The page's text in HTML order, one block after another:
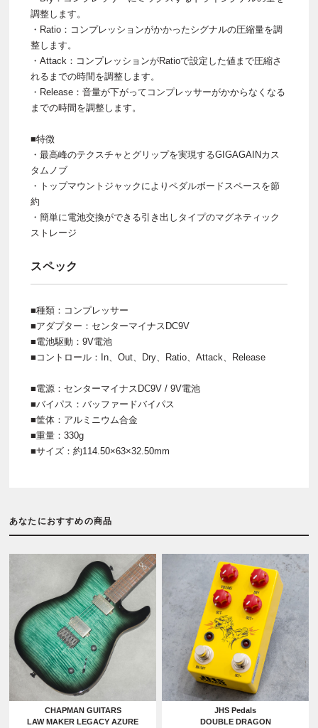
調整します。
・Ratio：コンプレッションがかかったシグナルの圧縮量を調
整します。
・Attack：コンプレッションがRatioで設定した値まで圧縮さ
れるまでの時間を調整します。
・Release：音量が下がってコンプレッサーがかからなくなる
までの時間を調整します。
■特徴
・最高峰のテクスチャとグリップを実現するGIGAGAINカス
タムノブ
・トップマウントジャックによりペダルボードスペースを節
約
・簡単に電池交換ができる引き出しタイプのマグネティック
ストレージ
スペック
■種類：コンプレッサー
■アダプター：センターマイナスDC9V
■電池駆動：9V電池
■コントロール：In、Out、Dry、Ratio、Attack、Release
■電源：センターマイナスDC9V / 9V電池
■バイパス：バッファードバイパス
■筐体：アルミニウム合金
■重量：330g
■サイズ：約114.50×63×32.50mm
あなたにおすすめの商品
CHAPMAN GUITARS
LAW MAKER LEGACY AZURE
JHS Pedals
DOUBLE DRAGON